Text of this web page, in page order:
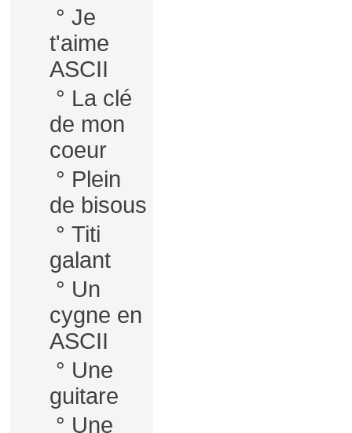
° Je
t'aime
ASCII
° La clé
de mon
coeur
° Plein
de bisous
° Titi
galant
° Un
cygne en
ASCII
° Une
guitare
° Une